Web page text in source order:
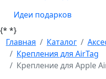
Идеи подарков
{* *}
Главная
Каталог
Крепления для AirTag
Крепление для Apple